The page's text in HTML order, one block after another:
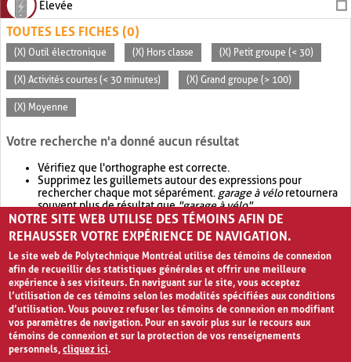
Élevée
TOUTES LES FICHES (0)
(X) Outil électronique (X) Hors classe (X) Petit groupe (< 30)
(X) Activités courtes (< 30 minutes) (X) Grand groupe (> 100)
(X) Moyenne
Votre recherche n'a donné aucun résultat
Vérifiez que l'orthographe est correcte.
Supprimez les guillemets autour des expressions pour
rechercher chaque mot séparément. garage à véloretournera
souvent plus de résultat que"garage à vélo".
Envisagez d'élargir votre recherche avec OR.garage OR vélo
retournera souvent plus de résultat quegarage à vélo
NOTRE SITE WEB UTILISE DES TÉMOINS AFIN DE
REHAUSSER VOTRE EXPÉRIENCE DE NAVIGATION.
Le site web de Polytechnique Montréal utilise des témoins de connexion
afin de recueillir des statistiques générales et offrir une meilleure
expérience à ses visiteurs. En naviguant sur le site, vous acceptez
l’utilisation de ces témoins selon les modalités spécifiées aux conditions
d’utilisation. Vous pouvez refuser les témoins de connexion en modifiant
vos paramètres de navigation. Pour en savoir plus sur le recours aux
témoins de connexion et sur la protection de vos renseignements
personnels,cliquez ici.